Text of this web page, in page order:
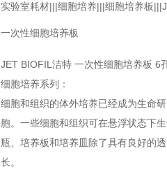
实验室耗材|||细胞培养|||细胞培养板
一次性细胞培养板
JET BIOFIL洁特 一次性细胞培养板 6
细胞培养系列：
细胞和组织的体外培养已经成为生命
胞。一些细胞和组织可在悬浮状态下
瓶、培养板和培养皿除了具有良好的
长。